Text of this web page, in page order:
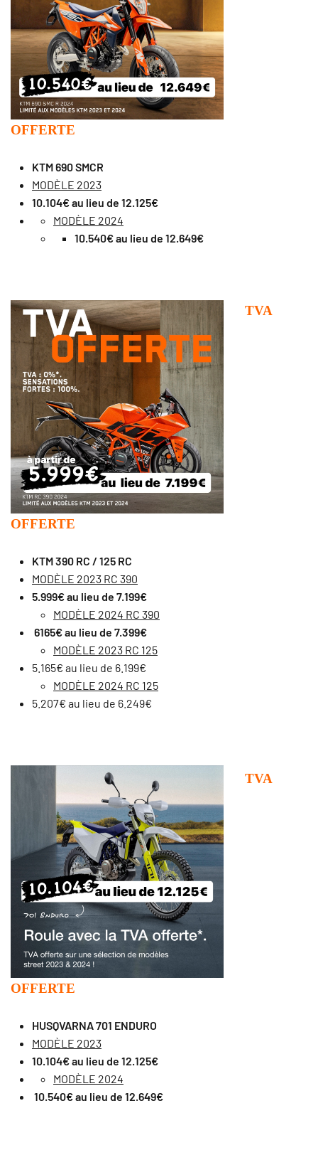
OFFERTE
KTM 690 SMCR
MODÈLE 2023
10.104€ au lieu de 12.125€
MODÈLE 2024
10.540€ au lieu de 12.649€
TVA
OFFERTE
KTM 390 RC / 125 RC
MODÈLE 2023 RC 390
5.999€ au lieu de 7.199€
MODÈLE 2024 RC 390
6165€ au lieu de 7.399€
MODÈLE 2023 RC 125
5.165€ au lieu de 6.199€
MODÈLE 2024 RC 125
5.207€ au lieu de 6.249€
TVA
OFFERTE
HUSQVARNA 701 ENDURO
MODÈLE 2023
10.104€ au lieu de 12.125€
MODÈLE 2024
10.540€ au lieu de 12.649€